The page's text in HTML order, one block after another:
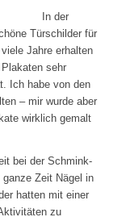
In der
Türschilder für
Jahre erhalten
sehr
Ich habe von den
– mir wurde aber
wirklich gemalt
bei der Schmink-
Zeit Nägel in
hatten mit einer
zu